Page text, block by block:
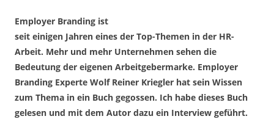
Employer Branding ist
seit einigen Jahren eines der Top-Themen in der HR-
Arbeit. Mehr und mehr Unternehmen sehen die
Bedeutung der eigenen Arbeitgebermarke. Employer
Branding Experte Wolf Reiner Kriegler hat sein Wissen
zum Thema in ein Buch gegossen. Ich habe dieses Buch
gelesen und mit dem Autor dazu ein Interview geführt.